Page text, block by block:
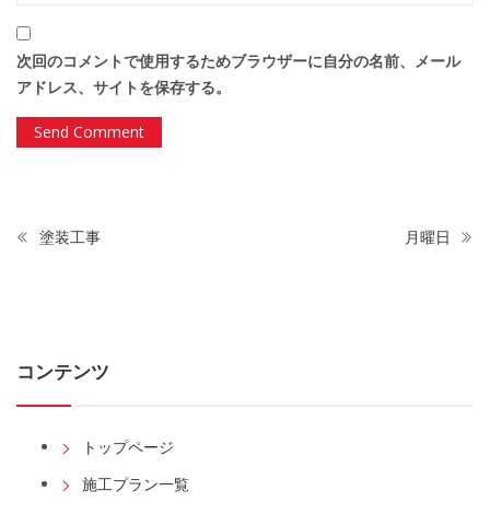
次回のコメントで使用するためブラウザーに自分の名前、メール
アドレス、サイトを保存する。
塗装工事 月曜日
コンテンツ
トップページ
施工プラン一覧